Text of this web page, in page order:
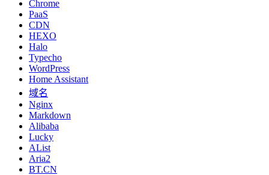
Chrome
PaaS
CDN
HEXO
Halo
Typecho
WordPress
Home Assistant
域名
Nginx
Markdown
Alibaba
Lucky
AList
Aria2
BT.CN